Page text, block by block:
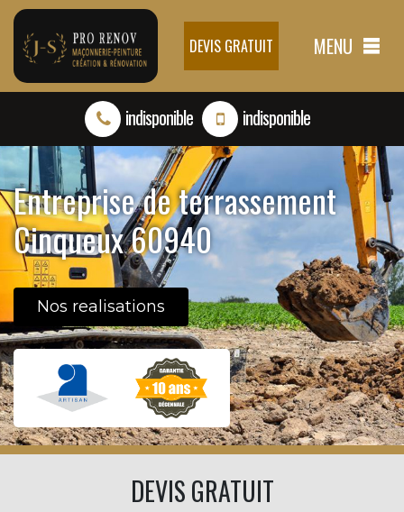
DEVIS GRATUIT MENU
indisponible indisponible
Entreprise de terrassement
Cinqueux 60940
Nos realisations
DEVIS GRATUIT